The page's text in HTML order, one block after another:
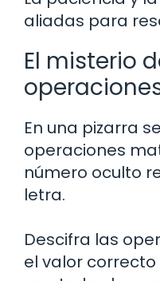
aliadas para
El misterio
En una pizarra
operaciones
número oculto
letra.
Descifra las
el valor